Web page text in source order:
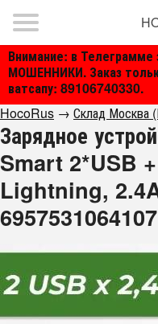
Внимание: в Телеграмме
МОШЕННИКИ. Заказ
ватсапу: 89106740330.
HocoRus → Склад Москва
Зарядное
Smart 2*USB
Lightning,